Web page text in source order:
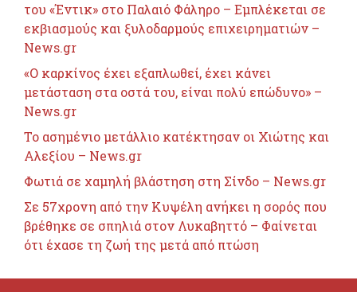
του «Έντικ» στο Παλαιό Φάληρο – Εμπλέκεται σε
εκβιασμούς και ξυλοδαρμούς επιχειρηματιών –
News.gr
«Ο καρκίνος έχει εξαπλωθεί, έχει κάνει
μετάσταση στα οστά του, είναι πολύ επώδυνο» –
News.gr
Το ασημένιο μετάλλιο κατέκτησαν οι Χιώτης και
Αλεξίου – News.gr
Φωτιά σε χαμηλή βλάστηση στη Σίνδο – News.gr
Σε 57χρονη από την Κυψέλη ανήκει η σορός που
βρέθηκε σε σπηλιά στον Λυκαβηττό – Φαίνεται
ότι έχασε τη ζωή της μετά από πτώση